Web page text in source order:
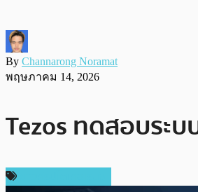
By Channarong Noramat
พฤษภาคม 14, 2026
Tezos ทดสอบระ